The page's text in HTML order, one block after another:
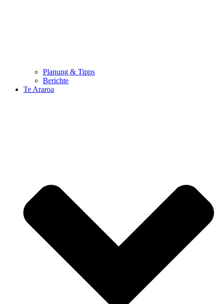
Planung & Tipps
Berichte
Te Araroa